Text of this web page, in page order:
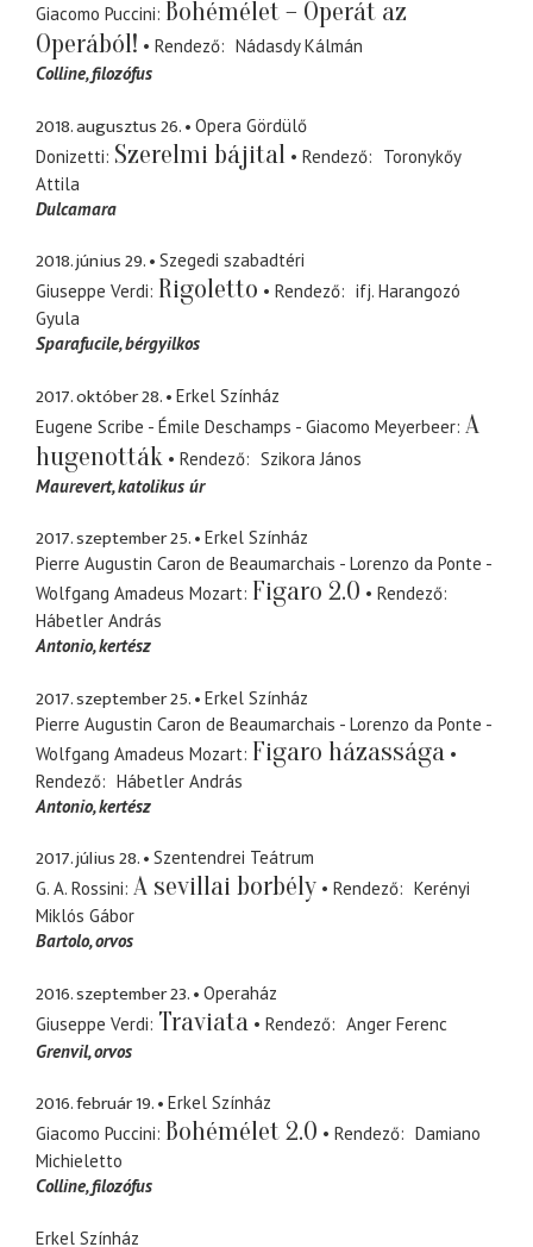
Giacomo Puccini Bohémélet – Operát az
Operából!
Rendező
Nádasdy Kálmán
Colline filozófus
2018. augusztus 26.
Opera Gördülő
Donizetti Szerelmi bájital Rendező
Toronykőy
Attila
Dulcamara
2018. június 29.
Szegedi szabadtéri
Giuseppe Verdi Rigoletto Rendező
ifj. Harangozó
Gyula
Sparafucile bérgyilkos
2017. október 28.
Erkel Színház
Eugene Scribe - Émile Deschamps - Giacomo Meyerbeer A
hugenották
Rendező
Szikora János
Maurevert katolikus úr
2017. szeptember 25.
Erkel Színház
Pierre Augustin Caron de Beaumarchais - Lorenzo da Ponte -
Wolfgang Amadeus Mozart Figaro 2.0
Rendező
Hábetler András
Antonio kertész
2017. szeptember 25.
Erkel Színház
Pierre Augustin Caron de Beaumarchais - Lorenzo da Ponte -
Wolfgang Amadeus Mozart Figaro házassága
Rendező
Hábetler András
Antonio kertész
2017. július 28.
Szentendrei Teátrum
G. A. Rossini A sevillai borbély Rendező
Kerényi
Miklós Gábor
Bartolo orvos
2016. szeptember 23.
Operaház
Giuseppe Verdi Traviata Rendező
Anger Ferenc
Grenvil orvos
2016. február 19.
Erkel Színház
Giacomo Puccini Bohémélet 2.0 Rendező
Damiano
Michieletto
Colline filozófus
Erkel Színház